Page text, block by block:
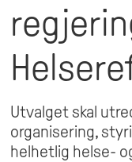
Utvalget skal
organisering,
helhetlig helse-